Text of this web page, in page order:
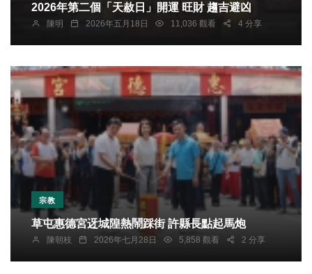
2026年第二個「天赦日」開運 旺財 趨吉避凶
陳明 2026年五月18日 11,036 觀看 4 分享
宗教
草屯惠德宮迓城隍熱鬧踩街 許縣長點起馬炮
陳朝枝 2026年七月28日 5,858 觀看 2 分享
宗教
水里虎爺聖誕祈福遶境 許縣長上香祈求地方順遂